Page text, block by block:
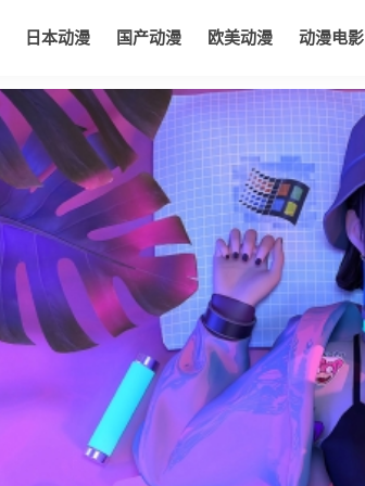
日本动漫 国产动漫 欧美动漫 动漫电影
欧美动漫 动漫电影 动态漫画